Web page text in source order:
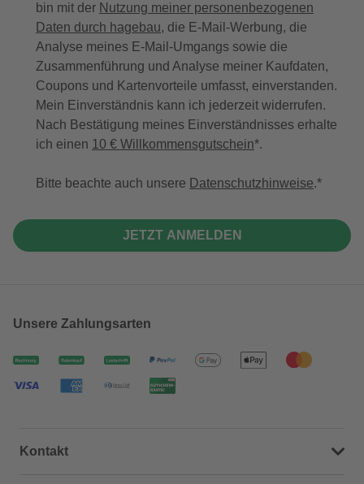
bin mit der Nutzung meiner personenbezogenen
Daten durch hagebau, die E-Mail-Werbung, die
Analyse meines E-Mail-Umgangs sowie die
Zusammenführung und Analyse meiner Kaufdaten,
Coupons und Kartenvorteile umfasst, einverstanden.
Mein Einverständnis kann ich jederzeit widerrufen.
Nach Bestätigung meines Einverständnisses erhalte
ich einen 10 € Willkommensgutschein*.
Bitte beachte auch unsere Datenschutzhinweise.
JETZT ANMELDEN
Unsere Zahlungsarten
Kontakt